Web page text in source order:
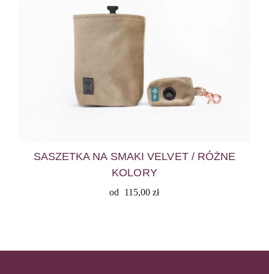
SASZETKA NA SMAKI VELVET / RÓŻNE
KOLORY
od 115,00zł